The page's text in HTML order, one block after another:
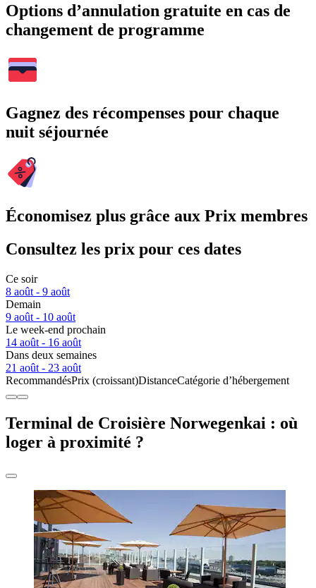
Options d’annulation gratuite en cas de
changement de programme
Gagnez des récompenses pour chaque
nuit séjournée
Économisez plus grâce aux Prix membres
Consultez les prix pour ces dates
Ce soir
8 août - 9 août
Demain
9 août - 10 août
Le week-end prochain
14 août - 16 août
Dans deux semaines
21 août - 23 août
RecommandésPrix (croissant)DistanceCatégorie d’hébergement
Terminal de Croisière Norwegenkai : où
loger à proximité ?